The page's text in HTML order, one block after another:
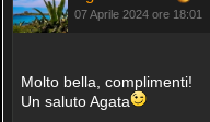
07 Aprile 2024 ore 18:01
Molto bella, complimenti!
Un saluto Agata